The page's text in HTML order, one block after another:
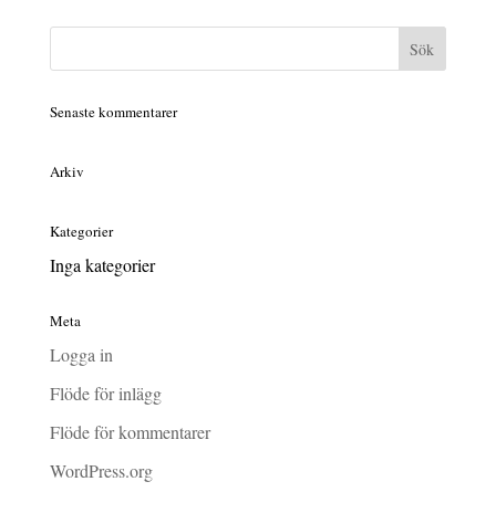
Senaste kommentarer
Arkiv
Kategorier
Inga kategorier
Meta
Logga in
Flöde för inlägg
Flöde för kommentarer
WordPress.org